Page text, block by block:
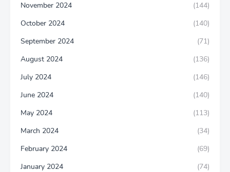
November 2024
(144)
October 2024
(140)
September 2024
(71)
August 2024
(136)
July 2024
(146)
June 2024
(140)
May 2024
(113)
March 2024
(34)
February 2024
(69)
January 2024
(74)